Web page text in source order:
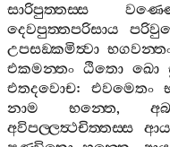
සාරිපුත‍්තස‍්ස
දෙවපුත‍්තපරිසාය
උපසඞ‍්කමිත්‍වා
එකමන‍්තං ඨිතො ඛො
එතදවොච: එවමෙතං
නාම
භන‍්තෙ,
අවිපල‍්ලත්‍ථචිත‍්තස‍්ස